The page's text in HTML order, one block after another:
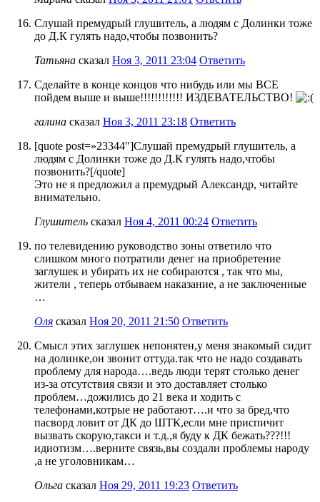
Слушай премудрый глушитель, а людям с Долинки тоже
до Д.К гулять надо,чтобы позвонить?
Татьяна сказал Ноя 3, 2011 23:04 Ответить
Сделайте в конце концов что нибудь или мы ВСЕ
пойдем выше и выше!!!!!!!!!!!! ИЗДЕВАТЕЛЬСТВО!
галина сказал Ноя 3, 2011 23:18 Ответить
[quote post=»23344″]Слушай премудрый глушитель, а
людям с Долинки тоже до Д.К гулять надо,чтобы
позвонить?[/quote]
Это не я предложил а премудрый Александр, читайте
внимательно.
Глушитель сказал Ноя 4, 2011 00:24 Ответить
по телевидению руководство зоны ответило что
слишком много потратили денег на приобретение
заглушек и убирать их не собираются , так что мы,
жители , теперь отбываем наказание, а не заключенные
…
Оля сказал Ноя 20, 2011 21:50 Ответить
Смысл этих заглушек непонятен,у меня знакомый сидит
на долинке,он звонит оттуда.так что не надо создавать
проблему для народа….ведь люди терят столько денег
из-за отсутствия связи и это доставляет столько
проблем…дожились до 21 века и ходить с
телефонами,котрые не работают….и что за бред,что
пасворд ловит от ДК до ШТК,если мне приспичит
вызвать скорую,такси и т.д.,я буду к ДК бежать???!!!
идиотизм….верните связь,вы создали проблемы народу
,а не уголовникам…
Ольга сказал Ноя 29, 2011 19:23 Ответить